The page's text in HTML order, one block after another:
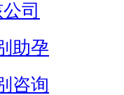
司
助孕
咨询